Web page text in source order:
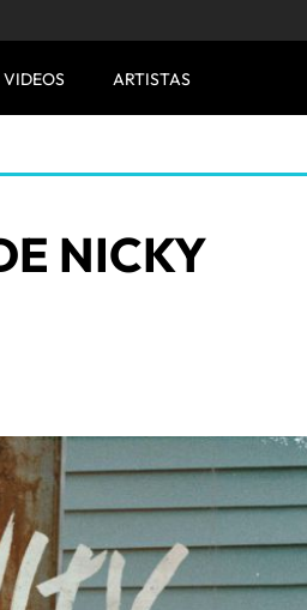
VIDEOS ARTISTAS
NICKY